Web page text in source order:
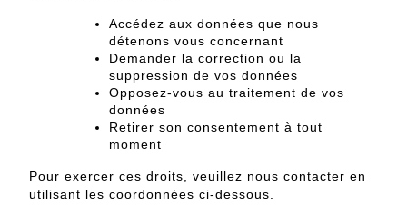
Accédez aux données que nous
détenons vous concernant
Demander la correction ou la
suppression de vos données
Opposez-vous au traitement de vos
données
Retirer son consentement à tout
moment
Pour exercer ces droits, veuillez nous contacter en
utilisant les coordonnées ci-dessous.